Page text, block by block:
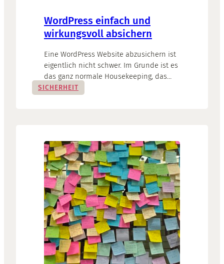
WordPress einfach und
wirkungsvoll absichern
Eine WordPress Website abzusichern ist
eigentlich nicht schwer. Im Grunde ist es
das ganz normale Housekeeping, das
Ihre Website sicherer macht. Es gibt
oben auf der Liste steht, alle Plugins,
Themes und…
SICHERHEIT